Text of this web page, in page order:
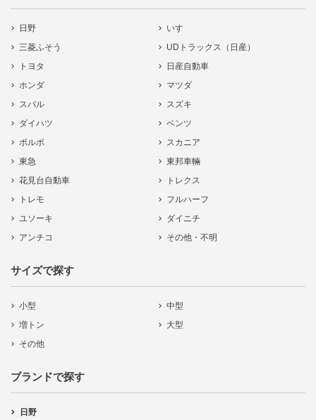
日野
いすゞ
三菱ふそう
UDトラックス（日産）
トヨタ
日産自動車
ホンダ
マツダ
スバル
スズキ
ダイハツ
ベンツ
ボルボ
スカニア
東急
東邦車輛
花見台自動車
トレクス
トレモ
フルハーフ
ユソーキ
ダイニチ
アンチコ
その他・不明
サイズで探す
小型
中型
増トン
大型
その他
ブランドで探す
日野